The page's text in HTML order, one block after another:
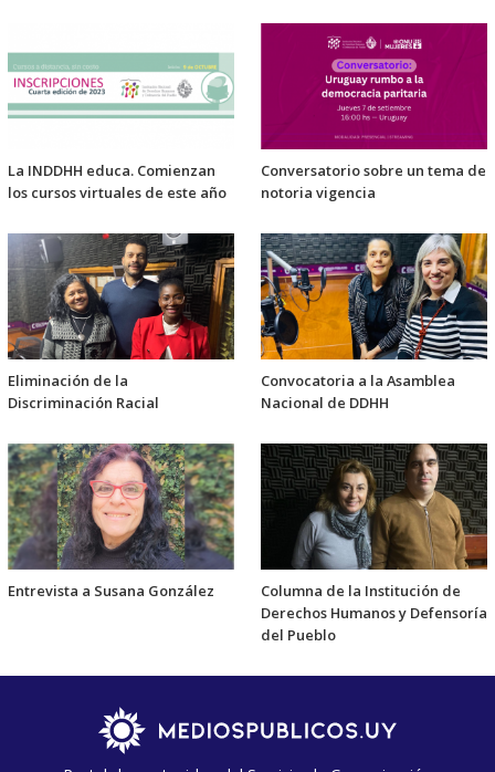
La INDDHH educa. Comienzan
los cursos virtuales de este año
Conversatorio sobre un tema de
notoria vigencia
Eliminación de la
Discriminación Racial
Convocatoria a la Asamblea
Nacional de DDHH
Entrevista a Susana González
Columna de la Institución de
Derechos Humanos y Defensoría
del Pueblo